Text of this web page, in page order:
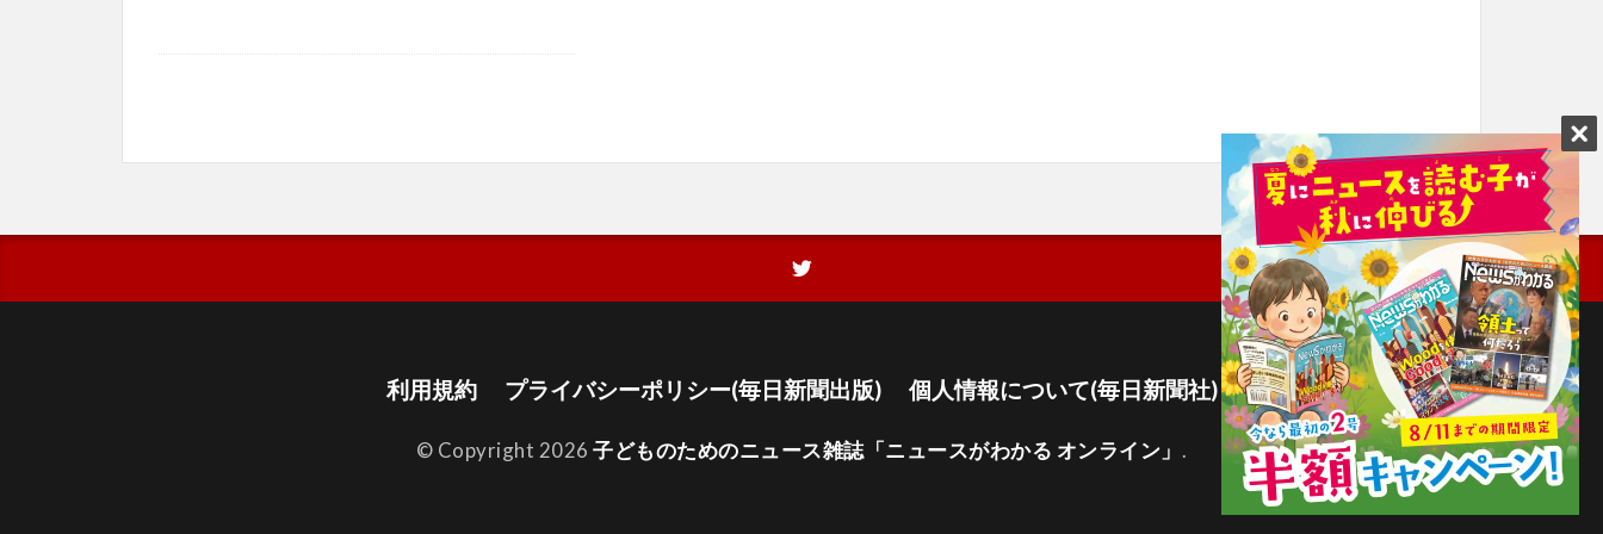
利用規約 プライバシーポリシー(毎日新聞出版) 個人情報について(毎日新聞社)
© Copyright 2026子どものためのニュース雑誌「ニュースがわかる オンライン」 .